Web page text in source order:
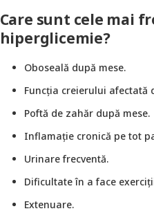
Care sunt cele mai
hiperglicemie?
Oboseală după mese.
Funcția creierului afectată
Poftă de zahăr după mese.
Inflamație cronică pe tot
Urinare frecventă.
Dificultate în a face
Extenuare.